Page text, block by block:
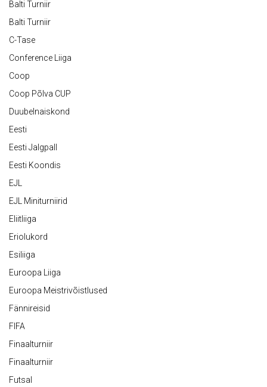
Balti Turniir
Balti Turniir
C-Tase
Conference Liiga
Coop
Coop Põlva CUP
Duubelnaiskond
Eesti
Eesti Jalgpall
Eesti Koondis
EJL
EJL Miniturniirid
Eliitliiga
Eriolukord
Esiliiga
Euroopa Liiga
Euroopa Meistrivõistlused
Fännireisid
FIFA
Finaalturniir
Finaalturniir
Futsal